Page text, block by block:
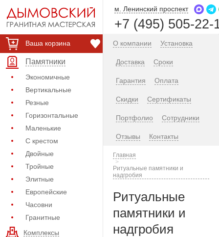
Ваша корзина
Памятники
Экономичные
Вертикальные
Резные
Горизонтальные
Маленькие
С крестом
Двойные
Тройные
Элитные
Европейские
Часовни
Гранитные
Комплексы
м. Ленинский проспект
+7 (495) 505-22-
О компании Установка
Доставка Сроки
Гарантия Оплата
Скидки Сертификаты
Портфолио Сотрудники
Отзывы Контакты
Главная
Ритуальные памятники и
надгробия
Ритуальные
памятники и
надгробия